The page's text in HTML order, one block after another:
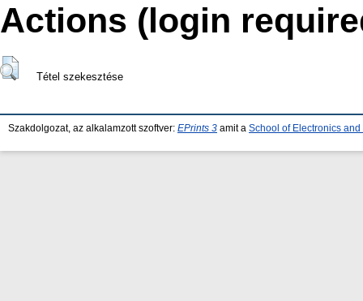
Actions (login
Tétel szekesztése
Szakdolgozat, az alkalamzott szoftver: EPrints 3 amit a School of Electronics